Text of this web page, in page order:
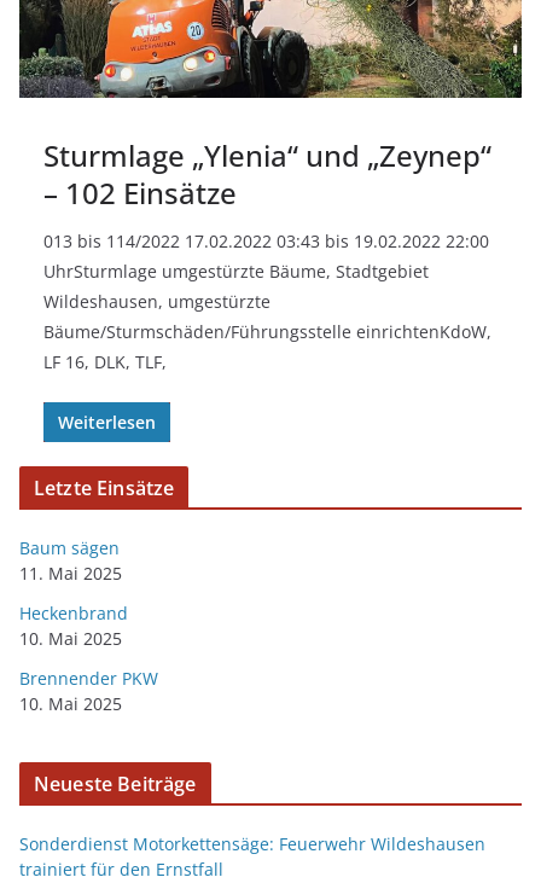
Sturmlage „Ylenia“ und „Zeynep“
– 102 Einsätze
013 bis 114/2022 17.02.2022 03:43 bis 19.02.2022 22:00
UhrSturmlage umgestürzte Bäume, Stadtgebiet
Wildeshausen, umgestürzte
Bäume/Sturmschäden/Führungsstelle einrichtenKdoW,
LF 16, DLK, TLF,
Weiterlesen
Letzte Einsätze
Baum sägen
11. Mai 2025
Heckenbrand
10. Mai 2025
Brennender PKW
10. Mai 2025
Neueste Beiträge
Sonderdienst Motorkettensäge: Feuerwehr Wildeshausen
trainiert für den Ernstfall